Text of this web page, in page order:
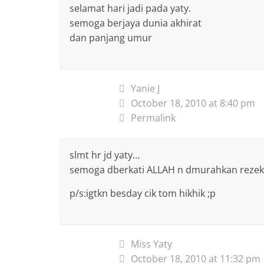
selamat hari jadi pada yaty.
semoga berjaya dunia akhirat
dan panjang umur
Yanie J
October 18, 2010 at 8:40 pm
Permalink
slmt hr jd yaty…
semoga dberkati ALLAH n dmurahkan
p/s:igtkn besday cik tom hikhik ;p
Miss Yaty
October 18, 2010 at 11:32 pm